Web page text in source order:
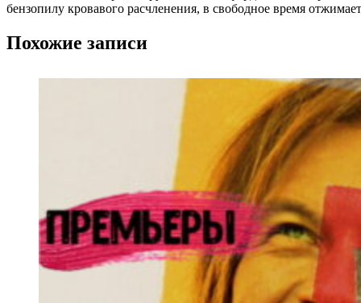
бензопилу кровавого расчленения, в свободное время
Похожие записи